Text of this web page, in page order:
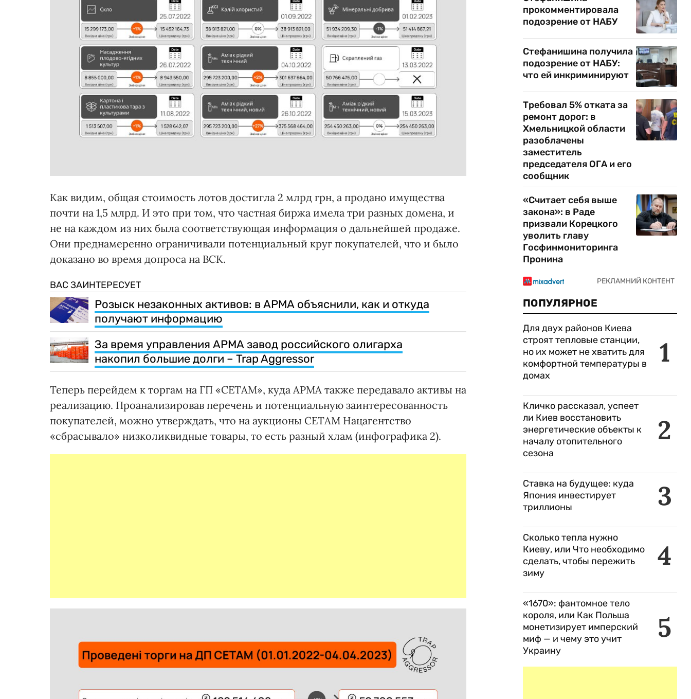
Как видим, общая стоимость лотов достигла 2 млрд грн, а продано имущества
почти на 1,5 млрд. И это при том, что частная биржа имела три разных домена, и
не на каждом из них была соответствующая информация о дальнейшей продаже.
Они преднамеренно ограничивали потенциальный круг покупателей, что и было
доказано во время допроса на ВСК.
ВАС ЗАИНТЕРЕСУЕТ
Розыск незаконных активов: в АРМА объяснили, как и откуда
получают информацию
За время управления АРМА завод российского олигарха
накопил большие долги – Trap Aggressor
Теперь перейдем к торгам на ГП «СЕТАМ», куда АРМА также передавало активы на
реализацию. Проанализировав перечень и потенциальную заинтересованность
покупателей, можно утверждать, что на аукционы СЕТАМ Нацагентство
«сбрасывало» низколиквидные товары, то есть разный хлам (инфографика 2).
прокомментировала
подозрение от НАБУ
Стефанишина получила
подозрение от НАБУ:
что ей инкриминируют
Требовал 5% отката за
ремонт дорог: в
Хмельницкой области
разоблачены
заместитель
председателя ОГА и его
сообщник
«Считает себя выше
закона»: в Раде
призвали Корецкого
уволить главу
Госфинмониторинга
Пронина
ПОПУЛЯРНОЕ
1
Для двух районов Киева
строят тепловые станции,
но их может не хватить для
комфортной температуры в
домах
2
Кличко рассказал, успеет
ли Киев восстановить
энергетические объекты к
началу отопительного
сезона
3
Ставка на будущее: куда
Япония инвестирует
триллионы
4
Сколько тепла нужно
Киеву, или Что необходимо
сделать, чтобы пережить
зиму
5
«1670»: фантомное тело
короля, или Как Польша
монетизирует имперский
миф — и чему это учит
Украину